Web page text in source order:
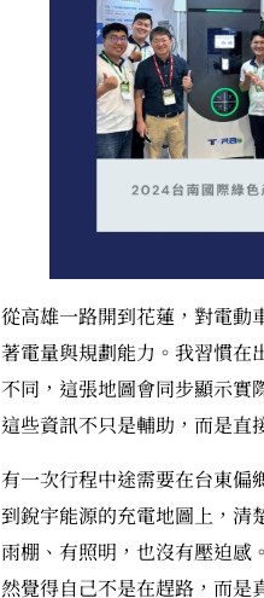
從高雄一路開到花蓮，對電動
著電量與規劃能力。我習慣在
不同，這張地圖會同步顯示實
這些資訊不只是輔助，而是直
有一次行程中途需要在台東偏
到銳宇能源的充電地圖上，清
雨棚、有照明，也沒有壓迫感
然覺得自己不是在趕路，而是